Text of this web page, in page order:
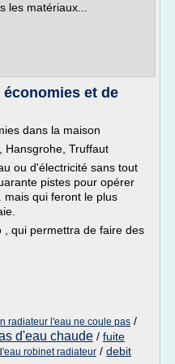
les matériaux...
et de
dans la maison
Hansgrohe, Truffaut
ou d'électricité sans tout
pistes pour opérer
mais qui feront le plus
, qui permettra de faire des
radiateur l'eau ne coule pas /
d'eau chaude / fuite
robinet radiateur / debit